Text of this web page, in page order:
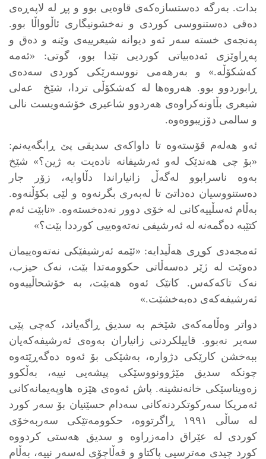
بدات. بەرگە دەستسازەکەی قاوەیی بوو و پڕ لە لاپەڕەی
دەقی دەستنووسی کوردی و نەخشونیگاری ئاڵوواڵا بوو.
پەنجەی خستە سەر ئەو دیوانە شیعرییەی وێنە و دەق و
پەڕاوێزی ئەدەبیاتی کوردیی تێدا بوو، گوتی: «ئەمە
کەشکۆڵە.» و بەرهەمی نووسەرێکی کوردی سەدەی
ڕابوردوو بوو. هەروەها لە کەشکۆڵی تردا، شێخ عەلی
شیعری بڵاونەکراوەی هەردوو شاعیری خۆشەویست نالی
و سالمی دۆزیبووەوە.
ئەو هەلەم قۆستەوە تا داواکەی سدیقی پێ ڕابگەیەنم:
«بۆ چی هەندێک لەو ئەرشیفانە نادەیت بە ژین؟» شێخ
بەوە ناسرابوو لەگەڵ زانیاراندا دڵاوایە، زۆر جار
دەستنووسیان دەداتێ تا لەبەری بگرنەوە و لێی بکۆڵنەوە.
بەڵام ئەسڵییەکانی لە خۆی دوور نەدەخستەوە. «نابێت ئەم
کتێبە دەگمەنە لە ئەرشیفی نەتەوەییی کورددا بێت؟»
ئەمجەدی کوڕی هەڵیدایە: «ئێمە ئەرشیفێکی نەتەوەییمان
دەوێت لە ژێر دەسەڵاتی حکوومەتدا بێت، نەک حیزب،
نەک تاکەکەس. کاتێک ئەوە هەبێت، بە خۆشحاڵییەوە
ئەرشیفەکەی دەبەخشێت.»
دواتر وەڵامەکەی شێخم بە سدیق ڕاگەیاند، کەچی پێی
سەیر نەبوو. قاییلکردنی زانیاران بەوەی ئەرشیفەکەیان
ببەخشن کارێکی دژوارە، بەشێکی بۆ ئەوە دەگەڕێتەوە
چونکە سدیق مێژوونووسێکی پیشەیی نییە، بەڵکوو
زەویناسێکی خانەنشینە. پاش ئەوەی هێزە هاوپەیمانەکانی
ئەمریکا سەرکوتکردنەکانی سەدام حسێنیان بۆ سەر کورد
لە ساڵی ١٩٩١ ڕاگرتووە، حکوومەتێکی سەربەخۆی
کوردی لە عێراق دامەزراوە و سدیق هەستی کردووە
کورد چیدی مەترسیی پاکتاو و قەڵاچۆی لەسەر نییە، بەڵام